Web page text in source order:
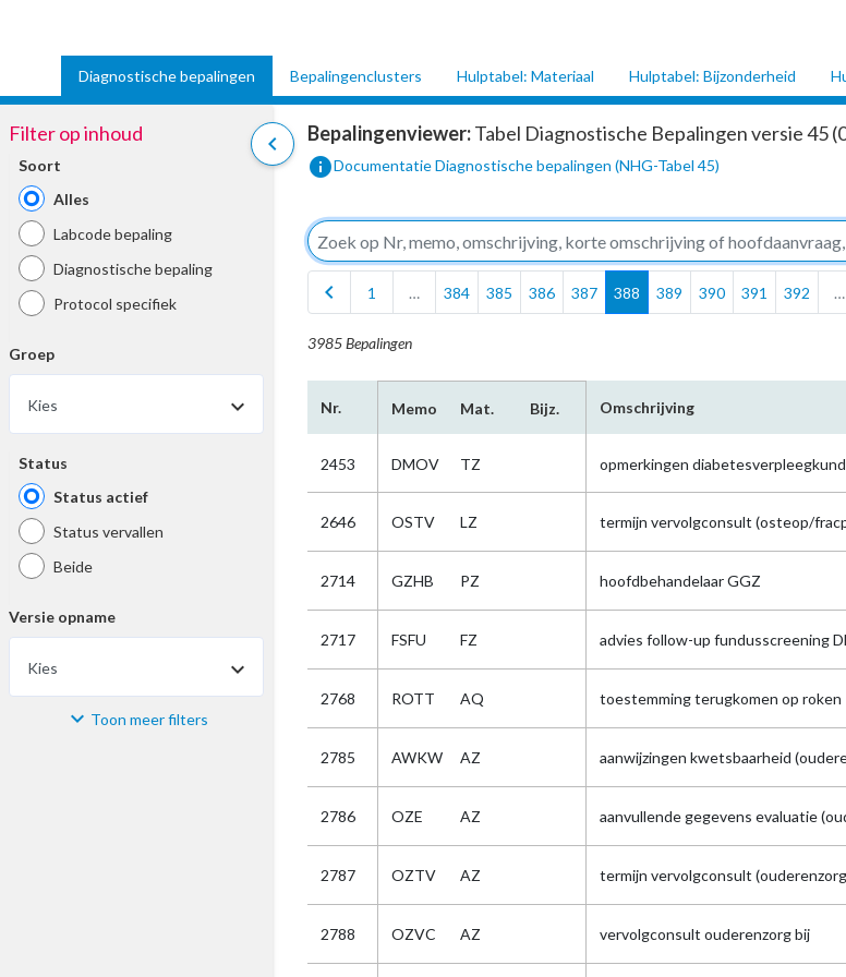
Diagnostische bepalingen Bepalingenclusters Hulptabel: Materiaal Hulptabel: Bijzonderheid
chevron_left
Filter op inhoud
Soort
Alles
Labcode bepaling
Diagnostische bepaling
Protocol specifiek
Groep
Kies
Status
Status actief
Status vervallen
Beide
Versie opname
Kies
Materiaal Toon meer filters
Bepalingenviewer:Tabel Diagnostische Bepalingen versie 45
infoDocumentatie Diagnostische bepalingen (NHG-Tabel 45)
chevron_left
1 … 384 385 386 387 388 389 390 391 392 …
3985 Bepalingen
Nr. Memo Mat. Bijz. Omschrijving
2453 DMOV TZ opmerkingen
2646 OSTV LZ termijn vervolgconsult (osteop/
2714 GZHB PZ hoofdbehandelaar GGZ
2717 FSFU FZ advies follow-up fundusscreening
2768 ROTT AQ toestemming terugkomen op roken
2785 AWKW AZ aanwijzingen kwetsbaarheid
2786 OZE AZ aanvullende gegevens evaluatie
2787 OZTV AZ termijn vervolgconsult
2788 OZVC AZ vervolgconsult ouderenzorg bij